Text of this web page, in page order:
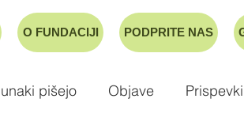
O FUNDACIJI PODPRITE NAS
pišejo Objave Prispevki